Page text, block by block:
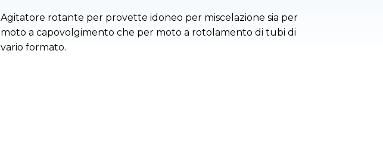
Agitatore rotante per provette idoneo per miscelazione sia per
moto a capovolgimento che per moto a rotolamento di tubi di
vario formato.